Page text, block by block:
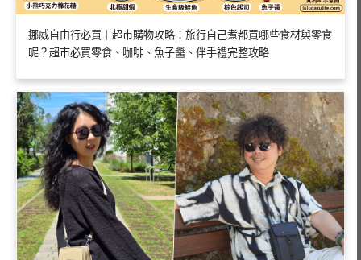
挪威自由行必買｜超市購物攻略：旅行自己煮都買哪些食材與零食
呢？超市必買零食、咖啡、魚子醬、伴手禮完整攻略